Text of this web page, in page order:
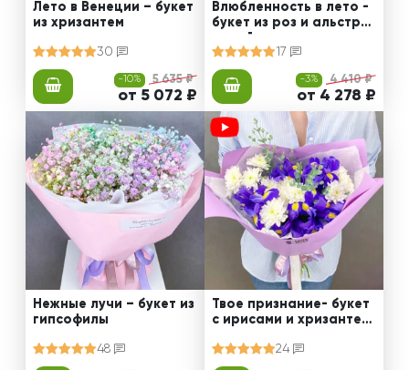
Лето в Венеции – букет
из хризантем
30
-10% 5 635 ₽
от 5 072 ₽
Влюбленность в лето -
букет из роз и альстро
мерий
17
-3% 4 410 ₽
от 4 278 ₽
Нежные лучи – букет из
гипсофилы
48
Твое признание- букет
с ирисами и хризантем
24